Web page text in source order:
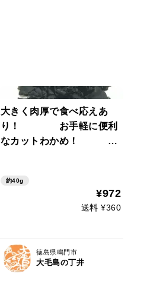
大きく肉厚で食べ応えあ
り！ お手軽に便利
なカットわかめ！ 観
３袋入り
約40g
¥972
送料 ¥360
徳島県鳴門市
大毛島の丁井